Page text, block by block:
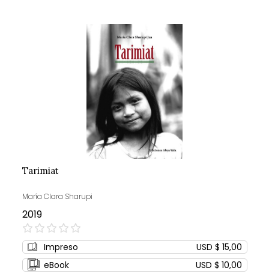
Tarimiat
María Clara Sharupi
2019
0%
Impreso
USD $ 15,00
eBook
USD $ 10,00